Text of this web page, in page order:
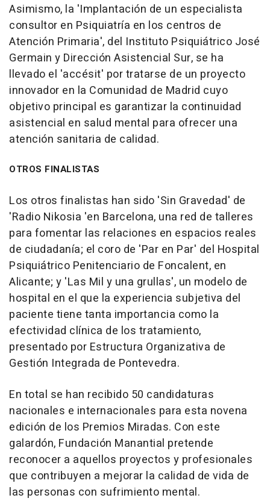
Asimismo, la 'Implantación de un especialista
consultor en Psiquiatría en los centros de
Atención Primaria', del Instituto Psiquiátrico José
Germain y Dirección Asistencial Sur, se ha
llevado el 'accésit' por tratarse de un proyecto
innovador en la Comunidad de Madrid cuyo
objetivo principal es garantizar la continuidad
asistencial en salud mental para ofrecer una
atención sanitaria de calidad.
OTROS FINALISTAS
Los otros finalistas han sido 'Sin Gravedad' de
'Radio Nikosia 'en Barcelona, una red de talleres
para fomentar las relaciones en espacios reales
de ciudadanía; el coro de 'Par en Par' del Hospital
Psiquiátrico Penitenciario de Foncalent, en
Alicante; y 'Las Mil y una grullas', un modelo de
hospital en el que la experiencia subjetiva del
paciente tiene tanta importancia como la
efectividad clínica de los tratamiento,
presentado por Estructura Organizativa de
Gestión Integrada de Pontevedra.
En total se han recibido 50 candidaturas
nacionales e internacionales para esta novena
edición de los Premios Miradas. Con este
galardón, Fundación Manantial pretende
reconocer a aquellos proyectos y profesionales
que contribuyen a mejorar la calidad de vida de
las personas con sufrimiento mental.